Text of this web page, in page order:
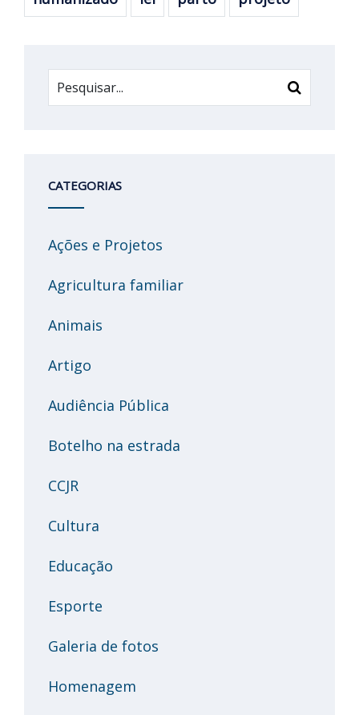
CATEGORIAS
Ações e Projetos
Agricultura familiar
Animais
Artigo
Audiência Pública
Botelho na estrada
CCJR
Cultura
Educação
Esporte
Galeria de fotos
Homenagem